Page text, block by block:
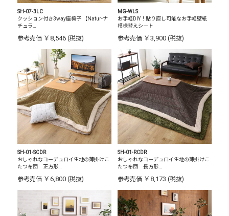
SH-07-3LC
クッション付き3way座椅子 【Natur-ナ
チュラ…
参考売価 ￥8,546 (税抜)
MG-WLS
お手軽DIY！貼り直し可能なお手軽壁紙
模様替えシート
参考売価 ￥3,900 (税抜)
SH-01-SCDR
おしゃれなコーデュロイ生地の薄掛けこ
たつ布団 正方形…
参考売価 ￥6,800 (税抜)
SH-01-RCDR
おしゃれなコーデュロイ生地の薄掛けこ
たつ布団 長方形…
参考売価 ￥8,173 (税抜)